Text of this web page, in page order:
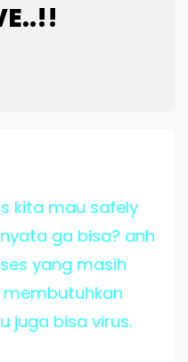
kita mau safely
ga bisa? anh
yang masih
juga bisa virus.